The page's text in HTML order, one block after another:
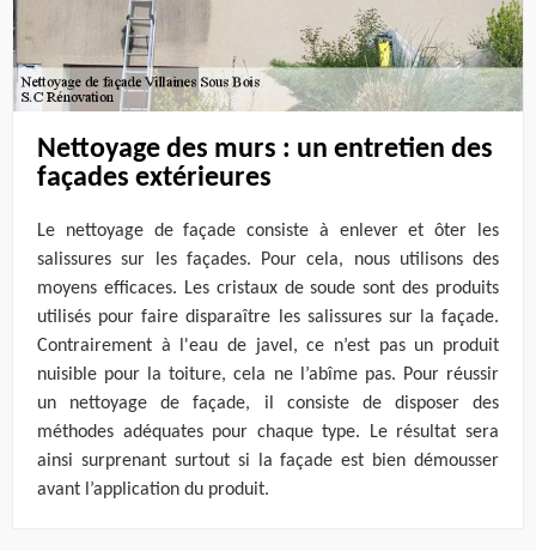
Nettoyage des murs : un entretien des
façades extérieures
Le nettoyage de façade consiste à enlever et ôter les
salissures sur les façades. Pour cela, nous utilisons des
moyens efficaces. Les cristaux de soude sont des produits
utilisés pour faire disparaître les salissures sur la façade.
Contrairement à l'eau de javel, ce n’est pas un produit
nuisible pour la toiture, cela ne l’abîme pas. Pour réussir
un nettoyage de façade, il consiste de disposer des
méthodes adéquates pour chaque type. Le résultat sera
ainsi surprenant surtout si la façade est bien démousser
avant l’application du produit.